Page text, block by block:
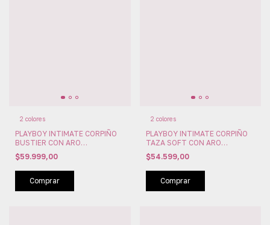
2 colores
PLAYBOY INTIMATE CORPIÑO
BUSTIER CON ARO
MICROFIBRA Y ENCAJE
(PLAY2413J)
$59.999,00
Comprar
2 colores
PLAYBOY INTIMATE CORPIÑO
TAZA SOFT CON ARO
MICROFIBRA Y ENCAJE
GLITTERING (PLAY24133)
$54.599,00
Comprar